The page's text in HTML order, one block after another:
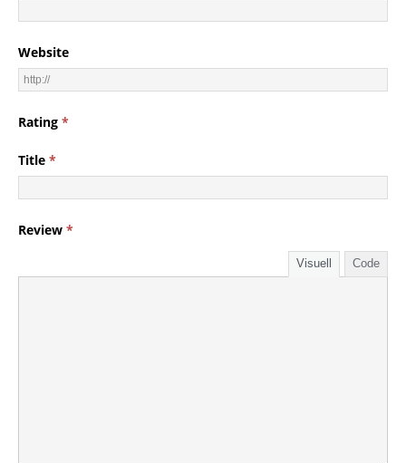
Website
Rating *
Title *
Review *
Visuell Code